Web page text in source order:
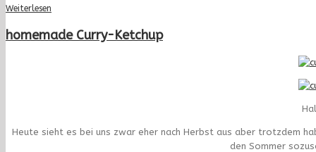
Weiterlesen
homemade Curry-Ketchup
Heute sieht es bei uns zwar eher nach Herbst aus aber trotzdem
den Sommer